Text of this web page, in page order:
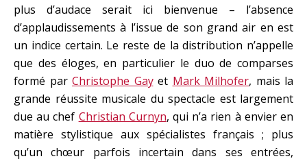
plus d’audace serait ici bienvenue – l’absence
d’applaudissements à l’issue de son grand air en est
un indice certain. Le reste de la distribution n’appelle
que des éloges, en particulier le duo de comparses
formé par Christophe Gayet Mark Milhofer, mais la
grande réussite musicale du spectacle est largement
due au chef Christian Curnyn, qui n’a rien à envier en
matière stylistique aux spécialistes français ; plus
qu’un chœur parfois incertain dans ses entrées,